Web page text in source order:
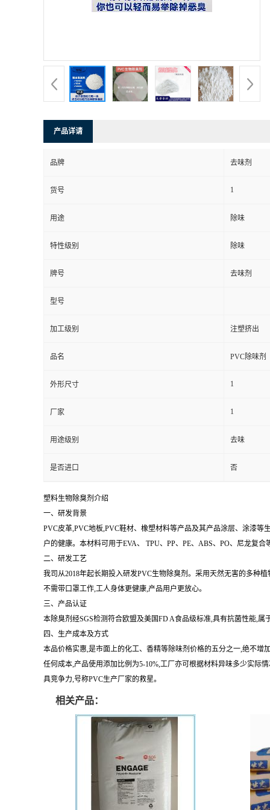
产品详请
品牌 去味剂
货号 1
用途 除味
特性级别 除味
牌号 去味剂
型号
加工级别 注塑挤出
品名 PVC除味剂
外形尺寸 1
厂家 1
用途级别 去味
是否进口 否
塑料生物除臭剂介绍
一、研发背景
PVC皮革,PVC地板,PVC鞋材、橡塑材料等产品及其产品涂层、涂漆
户的健康。本材料可用于EVA、 TPU、PP、PE、ABS、PO、尼龙复合
二、研发工艺
我司从2018年起长期投入研发PVC生物除臭剂。采用天然无害的多种
不需带口罩工作,工人身体更健康,产品用户更放心。
三、产品认证
本除臭剂经SGS检测符合欧盟及美国FD A食品级标准,具有抗菌性能,
四、生产成本及方式
本品价格实惠,是市面上的化工、香精等除味剂价格的五分之一,绝不增
任何成本,产品使用添加比例为5-10%,工厂亦可根据材料异味多少实际
具竞争力,号称PVC生产厂家的救星。
相关产品：